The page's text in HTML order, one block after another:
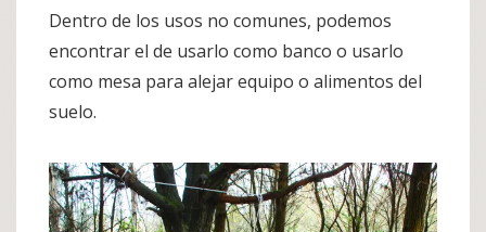
Dentro de los usos no comunes, podemos
encontrar el de usarlo como banco o usarlo
como mesa para alejar equipo o alimentos del
suelo.